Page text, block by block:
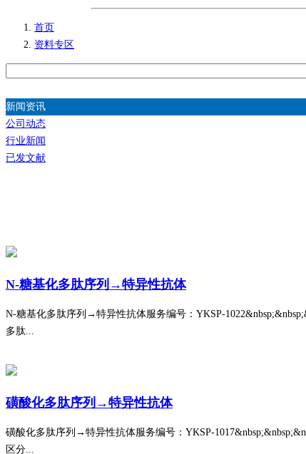
首页
资料专区
新闻资讯
公司动态
行业新闻
已发文献
N-糖基化多肽序列→特异性抗体
N-糖基化多肽序列→特异性抗体服务编号：YKSP-
多肽...
磺酸化多肽序列→特异性抗体
磺酸化多肽序列→特异性抗体服务编号：YKSP-
区分...